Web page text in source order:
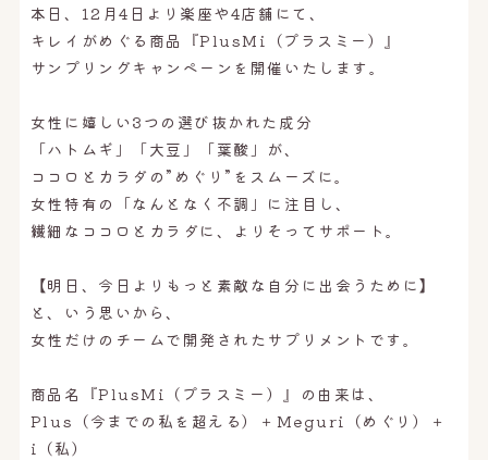
本日、12月4日より楽座や4店舗にて、
キレイがめぐる商品『PlusMi（プラスミー）』
サンプリングキャンペーンを開催いたします。
女性に嬉しい3つの選び抜かれた成分
「ハトムギ」「大豆」「葉酸」が、
ココロとカラダの”めぐり”をスムーズに。
女性特有の「なんとなく不調」に注目し、
繊細なココロとカラダに、よりそってサポート。
【明日、今日よりもっと素敵な自分に出会うために】
と、いう思いから、
女性だけのチームで開発されたサプリメントです。
商品名『PlusMi（プラスミー）』の由来は、
Plus（今までの私を超える）＋Meguri（めぐり）＋
i（私）